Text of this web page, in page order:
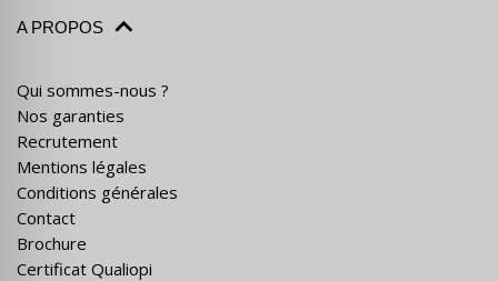
A PROPOS
Qui sommes-nous ?
Nos garanties
Recrutement
Mentions légales
Conditions générales
Contact
Brochure
Certificat Qualiopi